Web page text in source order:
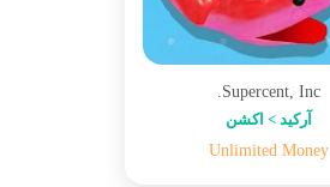
Supercent, Inc.
آرکید > اکشن
Unlimited Money